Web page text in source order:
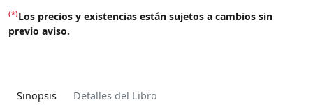
(*)Los precios y existencias están sujetos a cambios sin
previo aviso.
Sinopsis Detalles del Libro